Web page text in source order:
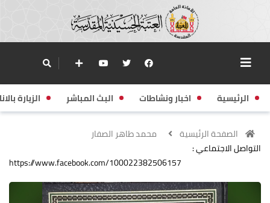
الرئيسية اخبار ونشاطات البث المباشر الزيارة
الصفحة الرئيسية
محمد طاهر الصفار
التواصل الاجتماعي :
https://www.facebook.com/100022382506157